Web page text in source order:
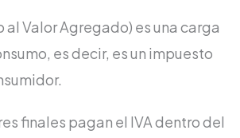
al Valor Agregado) es una carga
es decir, es un impuesto
finales pagan el IVA dentro del